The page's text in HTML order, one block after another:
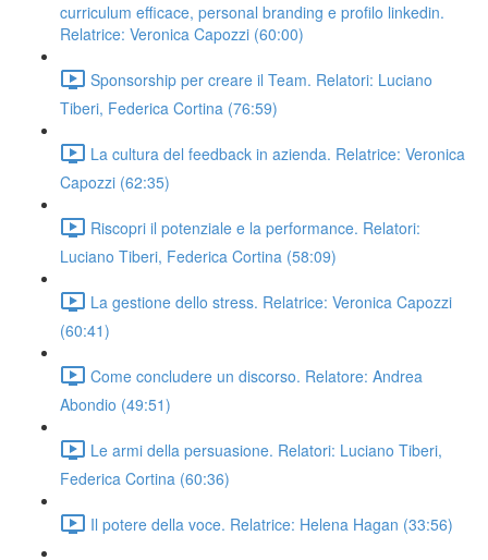
curriculum efficace, personal branding e profilo linkedin.
Relatrice: Veronica Capozzi (60:00)
Sponsorship per creare il Team. Relatori: Luciano
Tiberi, Federica Cortina (76:59)
La cultura del feedback in azienda. Relatrice: Veronica
Capozzi (62:35)
Riscopri il potenziale e la performance. Relatori:
Luciano Tiberi, Federica Cortina (58:09)
La gestione dello stress. Relatrice: Veronica Capozzi
(60:41)
Come concludere un discorso. Relatore: Andrea
Abondio (49:51)
Le armi della persuasione. Relatori: Luciano Tiberi,
Federica Cortina (60:36)
Il potere della voce. Relatrice: Helena Hagan (33:56)